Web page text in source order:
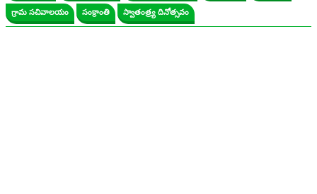
గ్రామ సచివాలయం సంక్రాంతి స్వాతంత్ర్య దినోత్సవం